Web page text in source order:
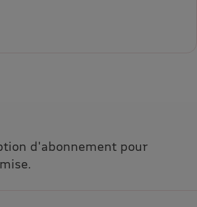
d'abonnement pour